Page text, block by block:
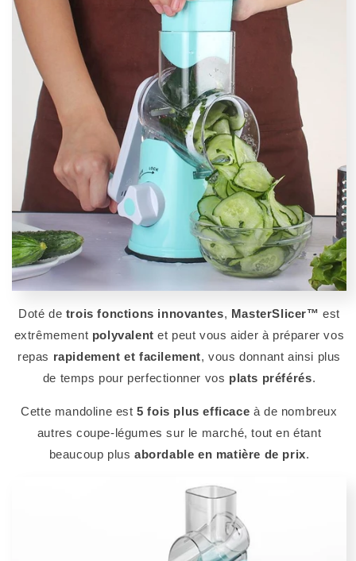
Doté de trois fonctions innovantes, MasterSlicer™ est
extrêmement polyvalent et peut vous aider à préparer vos
repas rapidement et facilement, vous donnant ainsi plus
de temps pour perfectionner vos plats préférés.
Cette mandoline est5 fois plus efficace à de nombreux
autres coupe-légumes sur le marché, tout en étant
beaucoup plus abordable en matière de prix.